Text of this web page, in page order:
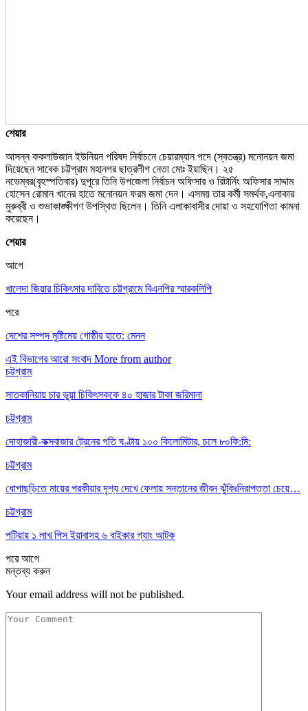
শেয়ার
আসন্ন ককলাউজান ইউনিয়ন পরিষদ নির্বাচনে চেয়ারম্যান পদে (স্বতন্ত্র) মনোনয়ন জমা
দিয়েছেন সাবেক চট্টগ্রাম মহানগর ছাত্রলীগ নেতা মোঃ ইয়াছিন। ২৫
নভেম্বর(বৃহস্পতিবার) দুপুরে তিনি উপজেলা নির্বাচন অফিসার ও রিটার্নিং অফিসার সাদ্দাম
হোসেন রোমান খানের হাতে মনোনয়ন ফরম জমা দেন। এসময় তার কর্মী সমর্থক,এলাকার
মুরুব্বী ও শুভাকাঙ্ক্ষীগণ উপস্থিত ছিলেন। তিনি এলাকাবাসীর দোয়া ও সহযোগিতা কামনা
করেছেন।
শেয়ার
আগে
খালেদা জিয়ার চিকিৎসার দাবিতে চট্টগ্রামে বিএনপির স্মারকলিপি
পরে
দেশের সম্পদ মুষ্টিমেয় গোষ্ঠীর হাতে: মেনন
এই বিভাগের আরো সংবাদ More from author
চট্টগ্রাম
সাতকানিয়ায় চার ভুয়া চিকিৎসককে ৪০ হাজার টাকা জরিমানা
চট্টগ্রাম
দোহাজারী-কক্সবাজার ট্রেনের গতি ঘণ্টায় ১০০ কিলোমিটার, চলে ৮০কি:মি:
চট্টগ্রাম
ধোপাছড়িতে মায়ের পরকীয়ার দৃশ্য দেখে ফেলায় সন্তানের জীবন ঝুঁকিঃনিরাপত্তা চেয়ে…
চট্টগ্রাম
পটিয়ায় ১ লাখ পিস ইয়াবাসহ ৬ বাইকার গ্যাং আটক
পরেআগে
মন্তব্য করুন
Your email address will not be published.